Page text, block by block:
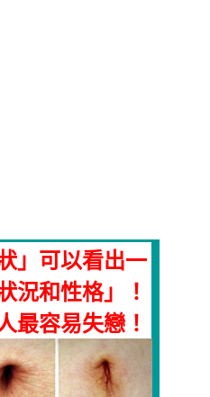
」可以看出一
況和性格」！
最容易失戀！